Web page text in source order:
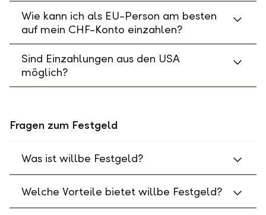
Wie kann ich als EU-Person am besten
auf mein CHF-Konto einzahlen?
Sind Einzahlungen aus den USA
möglich?
Fragen zum Festgeld
Was ist willbe Festgeld?
Welche Vorteile bietet willbe Festgeld?